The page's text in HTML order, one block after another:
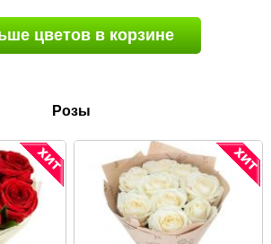
цветов в корзине
Розы